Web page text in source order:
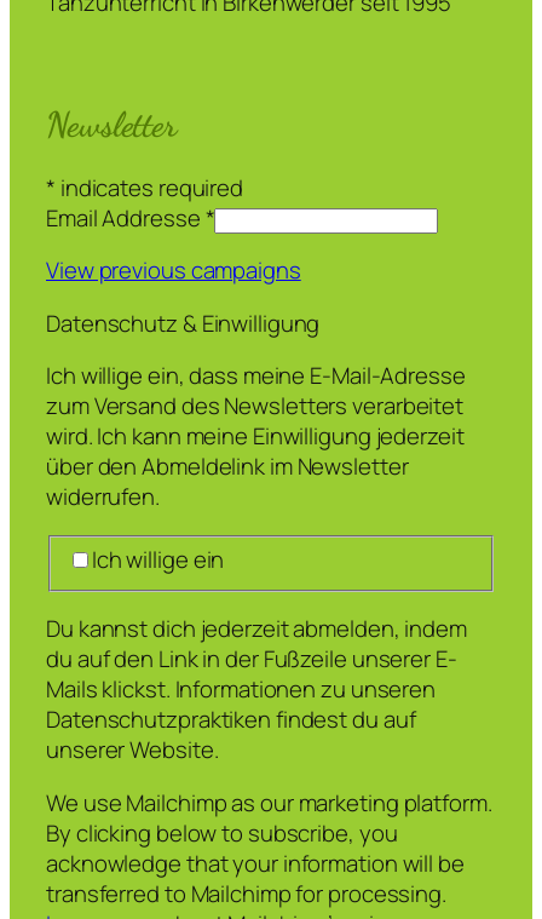
Newsletter
* indicates required
Email Addresse*
View previous campaigns
Datenschutz & Einwilligung
Ich willige ein, dass meine E-Mail-Adresse
zum Versand des Newsletters verarbeitet
wird. Ich kann meine Einwilligung jederzeit
über den Abmeldelink im Newsletter
widerrufen.
Ich willige ein
Du kannst dich jederzeit abmelden, indem
du auf den Link in der Fußzeile unserer E-
Mails klickst. Informationen zu unseren
Datenschutzpraktiken findest du auf
unserer Website.
We use Mailchimp as our marketing platform.
By clicking below to subscribe, you
acknowledge that your information will be
transferred to Mailchimp for processing.